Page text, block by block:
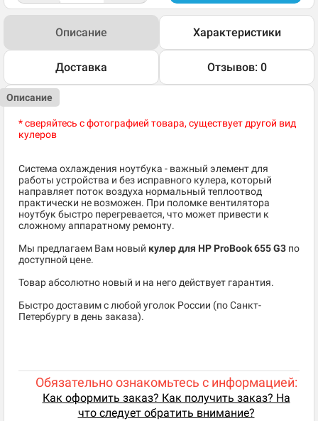
Описание Характеристики
Доставка Отзывов: 0
Описание
* сверяйтесь с фотографией товара, существует другой вид
кулеров
Система охлаждения ноутбука - важный элемент для
работы устройства и без исправного кулера, который
направляет поток воздуха нормальный теплоотвод
практически не возможен. При поломке вентилятора
ноутбук быстро перегревается, что может привести к
сложному аппаратному ремонту.
Мы предлагаем Вам новый кулер для HP ProBook 655 G3 по
доступной цене.
Товар абсолютно новый и на него действует гарантия.
Быстро доставим с любой уголок России (по Санкт-
Петербургу в день заказа).
Обязательно ознакомьтесь с информацией:
Как оформить заказ? Как получить заказ? На
что следует обратить внимание?